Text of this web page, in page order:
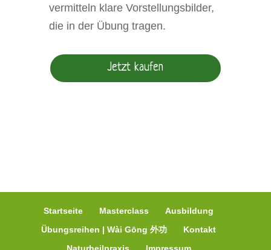
vermitteln klare Vorstellungsbilder,
die in der Übung tragen.
Jetzt kaufen
Startseite Masterclass
Ausbildung
Übungsreihen | Wài Gōng 外功
Kontakt